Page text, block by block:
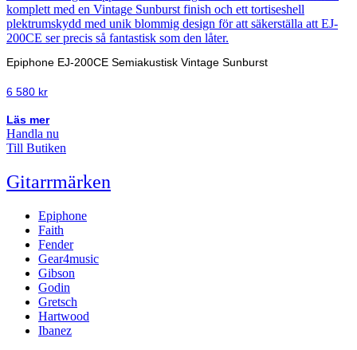
Epiphone EJ-200CE Semiakustisk Vintage Sunburst
6 580 kr
Läs mer
Handla nu
Till Butiken
Gitarrmärken
Epiphone
Faith
Fender
Gear4music
Gibson
Godin
Gretsch
Hartwood
Ibanez